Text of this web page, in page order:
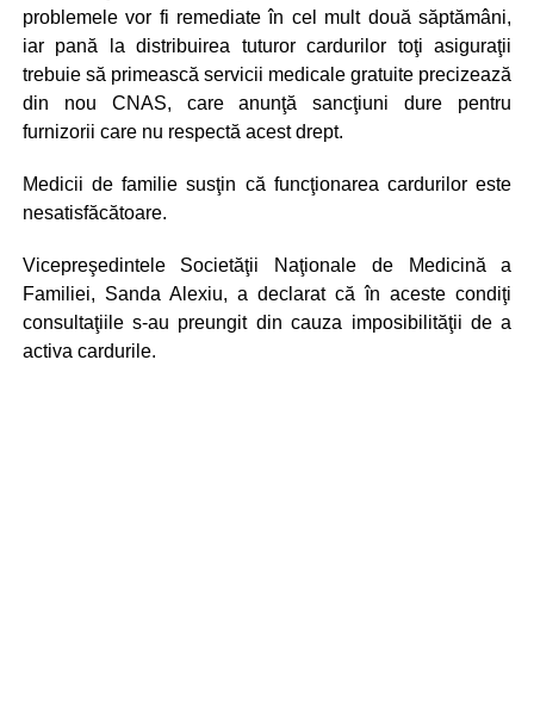
problemele vor fi remediate în cel mult două săptămâni,
iar pană la distribuirea tuturor cardurilor toţi asiguraţii
trebuie să primească servicii medicale gratuite precizează
din nou CNAS, care anunţă sancţiuni dure pentru
furnizorii care nu respectă acest drept.
Medicii de familie susţin că funcţionarea cardurilor este
nesatisfăcătoare.
Vicepreşedintele Societăţii Naţionale de Medicină a
Familiei, Sanda Alexiu, a declarat că în aceste condiţi
consultaţiile s-au preungit din cauza imposibilităţii de a
activa cardurile.